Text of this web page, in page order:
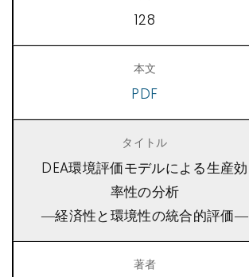
128
PDF
DEA環境評価モデルによる生産効
率性の分析
―経済性と環境性の統合的評価―